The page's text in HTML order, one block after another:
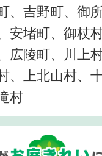
、吉野町、御
安堵町、御杖
広陵町、川上
、上北山村、十
村